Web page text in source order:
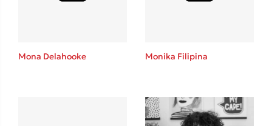
Mona Delahooke Monika Filipina